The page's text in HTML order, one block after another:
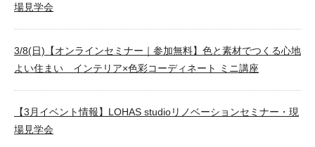
場見学会
3/8(日)【オンラインセミナー｜参加無料】色と素材でつくる心地
よい住まい インテリア×色彩コーディネート ミニ講座
【3月イベント情報】LOHAS studioリノベーションセミナー・現
場見学会